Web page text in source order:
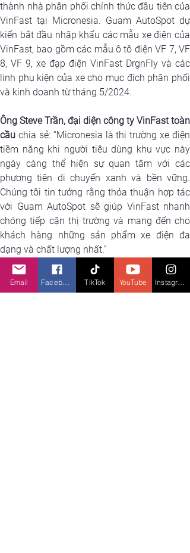
thành nhà phân phối chính thức đầu tiên của
VinFast tại Micronesia. Guam AutoSpot dự
kiến bắt đầu nhập khẩu các mẫu xe điện của
VinFast, bao gồm các mẫu ô tô điện VF 7, VF
8, VF 9, xe đạp điện VinFast DrgnFly và các
linh phụ kiện của xe cho mục đích phân phối
và kinh doanh từ tháng 5/2024.
Ông Steve Trần, đại diện công ty VinFast toàn
cầu chia sẻ: “Micronesia là thị trường xe điện
tiềm năng khi người tiêu dùng khu vực này
ngày càng thể hiện sự quan tâm với các
phương tiện di chuyển xanh và bền vững.
Chúng tôi tin tưởng rằng thỏa thuận hợp tác
với Guam AutoSpot sẽ giúp VinFast nhanh
chóng tiếp cận thị trường và mang đến cho
khách hàng những sản phẩm xe điện đa
dạng và chất lượng nhất.”
Ông Derrick Muna-Quinata, Chủ tịch của
Guam AutoSpot, chia sẻ: “Chúng tôi rất vui
Email TikTok YouTube